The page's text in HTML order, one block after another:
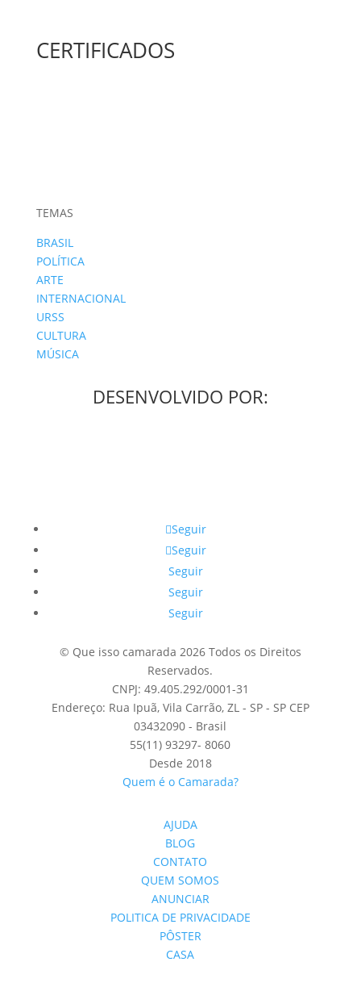
CERTIFICADOS
TEMAS
BRASIL
POLÍTICA
ARTE
INTERNACIONAL
URSS
CULTURA
MÚSICA
DESENVOLVIDO POR:
Seguir
Seguir
Seguir
Seguir
Seguir
© Que isso camarada 2026 Todos os Direitos
Reservados.
CNPJ: 49.405.292/0001-31
Endereço: Rua Ipuã, Vila Carrão, ZL - SP - SP CEP
03432090 - Brasil
55(11) 93297- 8060
Desde 2018
Quem é o Camarada?
AJUDA
BLOG
CONTATO
QUEM SOMOS
ANUNCIAR
POLITICA DE PRIVACIDADE
PÔSTER
CASA